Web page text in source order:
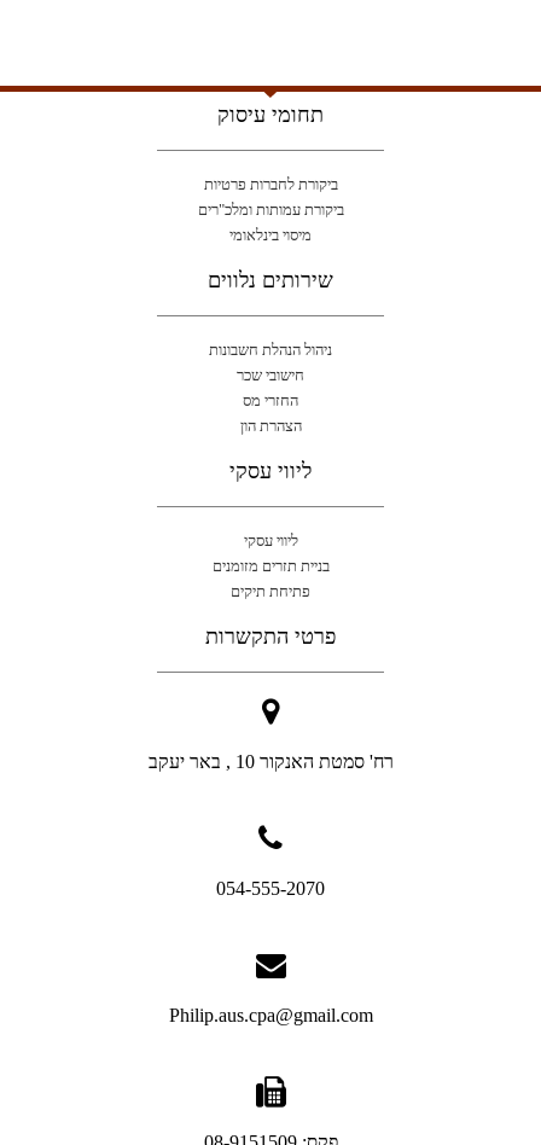
תחומי עיסוק
ביקורת לחברות פרטיות
ביקורת עמותות ומלכ"רים
מיסוי בינלאומי
שירותים נלווים
ניהול הנהלת חשבונות
חישובי שכר
החזרי מס
הצהרת הון
ליווי עסקי
ליווי עסקי
בניית תזרים מזומנים
פתיחת תיקים
פרטי התקשרות
רח' סמטת האנקור 10 , באר יעקב
054-555-2070
Philip.aus.cpa@gmail.com